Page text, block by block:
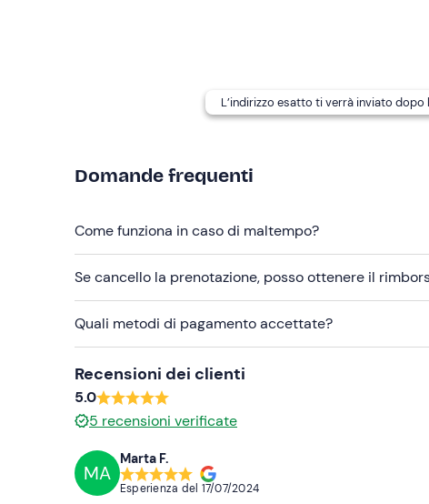
L’indirizzo esatto ti verrà inviato dopo
Domande frequenti
Come funziona in caso di maltempo?
Se cancello la prenotazione, posso ottenere il
Quali metodi di pagamento accettate?
Recensioni dei clienti
5.0
5 recensioni verificate
MA
Marta F.
Esperienza del 17/07/2024